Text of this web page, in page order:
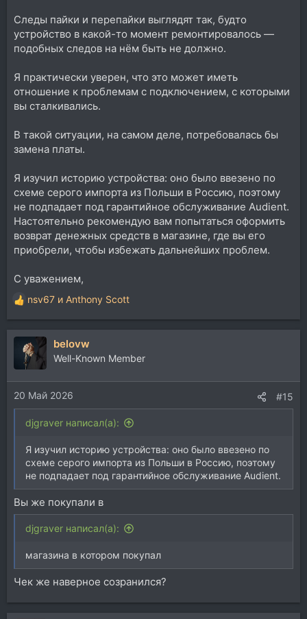
Следы пайки и перепайки выглядят так, будто
устройство в какой-то момент ремонтировалось —
подобных следов на нём быть не должно.
Я практически уверен, что это может иметь
отношение к проблемам с подключением, с которыми
вы сталкивались.
В такой ситуации, на самом деле, потребовалась бы
замена платы.
Я изучил историю устройства: оно было ввезено по
схеме серого импорта из Польши в Россию, поэтому
не подпадает под гарантийное обслуживание Audient.
Настоятельно рекомендую вам попытаться оформить
возврат денежных средств в магазине, где вы его
приобрели, чтобы избежать дальнейших проблем.
С уважением,
Р
е
а
и
и
:
nsv67 и Anthony Scott
belovw
Well-Known Member
20 Май 2026 #15
djgraver написал(а):
Я изучил историю устройства: оно было ввезено по
схеме серого импорта из Польши в Россию, поэтому
не подпадает под гарантийное обслуживание Audient.
Вы же покупали в
djgraver написал(а):
магазина в котором покупал
Чек же наверное созранился?